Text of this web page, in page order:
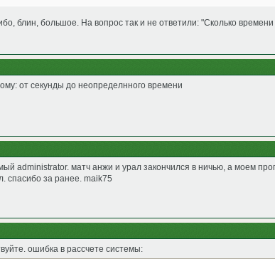
блин, большое. На вопрос так и не ответили: "Сколько
от секунды до неопределнного времени
administrator. матч анжи и урал закончился в ничью, а моем
спасибо за ранее. maik75
ошибка в рассчете системы: